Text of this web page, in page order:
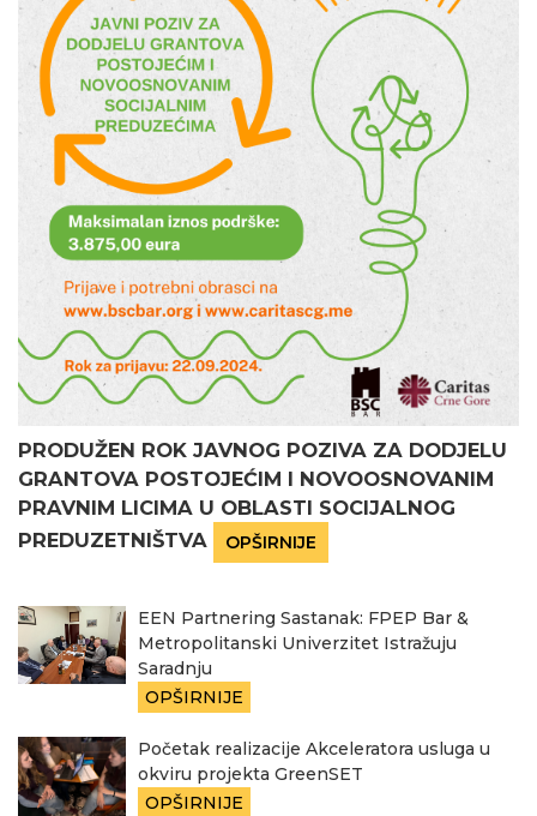
PRODUŽEN ROK JAVNOG POZIVA ZA DODJELU
GRANTOVA POSTOJEĆIM I NOVOOSNOVANIM
PRAVNIM LICIMA U OBLASTI SOCIJALNOG
PREDUZETNIŠTVA
OPŠIRNIJE
EEN Partnering Sastanak: FPEP Bar &
Metropolitanski Univerzitet Istražuju
Saradnju
OPŠIRNIJE
Početak realizacije Akceleratora usluga u
okviru projekta GreenSET
OPŠIRNIJE